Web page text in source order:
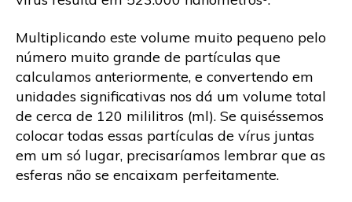
Multiplicando este volume muito pequeno pelo
número muito grande de partículas que
calculamos anteriormente, e convertendo em
unidades significativas nos dá um volume total
de cerca de 120 mililitros (ml). Se quiséssemos
colocar todas essas partículas de vírus juntas
em um só lugar, precisaríamos lembrar que as
esferas não se encaixam perfeitamente.